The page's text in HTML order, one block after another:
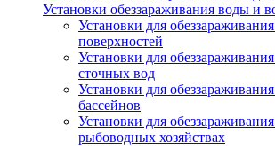
Установки обеззараживания воды и
Установки для
поверхностей
Установки для
сточных вод
Установки для
бассейнов
Установки для
рыбоводных хозяйствах